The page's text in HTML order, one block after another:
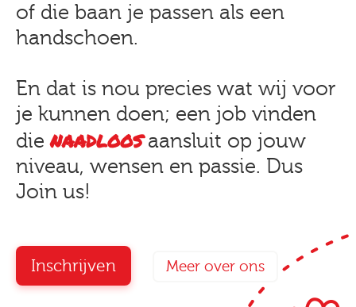
of die baan je passen als een
handschoen.
En dat is nou precies wat wij voor
je kunnen doen; een job vinden
dienaadloosaansluit op jouw
niveau, wensen en passie. Dus
Join us!
Inschrijven Meer over ons